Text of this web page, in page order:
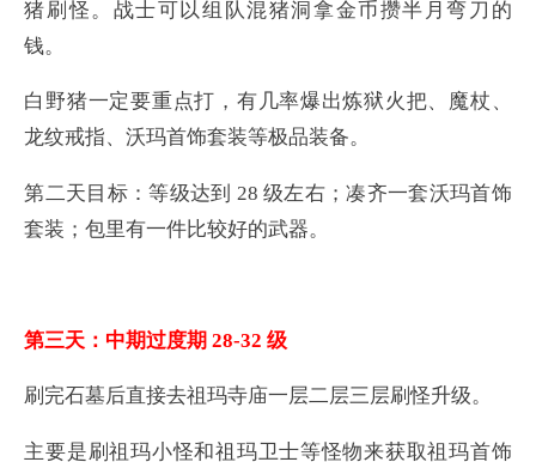
猪刷怪。战士可以组队混猪洞拿金币攒半月弯刀的
钱。
白野猪一定要重点打，有几率爆出炼狱火把、魔杖、
龙纹戒指、沃玛首饰套装等极品装备。
第二天目标：等级达到 28 级左右；凑齐一套沃玛首饰
套装；包里有一件比较好的武器。
第三天：中期过度期 28-32 级
刷完石墓后直接去祖玛寺庙一层二层三层刷怪升级。
主要是刷祖玛小怪和祖玛卫士等怪物来获取祖玛首饰